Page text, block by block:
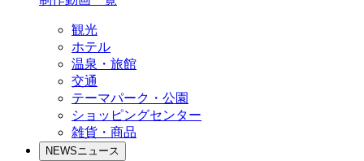
観光
ホテル
温泉・旅館
交通
テーマパーク・公園
ショッピングセンター
雑貨・商品
NEWSニュース